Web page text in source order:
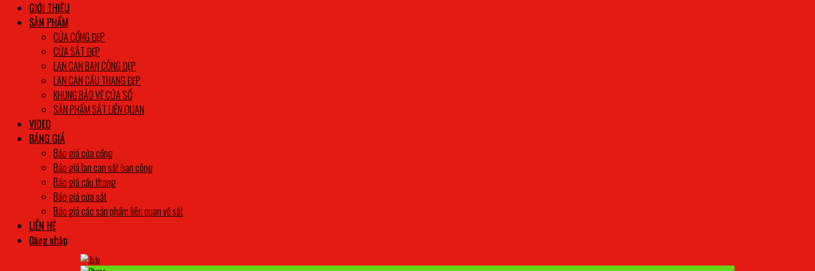
GIỚI THIỆU
SẢN PHẨM
CỬA CỔNG ĐẸP
CỬA SẮT ĐẸP
LAN CAN BAN CÔNG ĐẸP
LAN CAN CẦU THANG ĐẸP
KHUNG BẢO VỆ CỬA SỔ
SẢN PHẨM SẮT LIÊN QUAN
VIDEO
BẢNG GIÁ
Báo giá cửa cổng
Báo giá lan can sắt ban công
Báo giá cầu thang
Báo giá cửa sắt
Báo giá các sản phẩm liên quan về sắt
LIÊN HỆ
Đăng nhập